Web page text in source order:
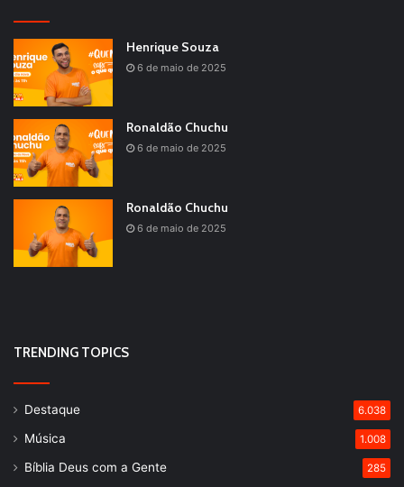
Henrique Souza
6 de maio de 2025
Ronaldão Chuchu
6 de maio de 2025
Ronaldão Chuchu
6 de maio de 2025
TRENDING TOPICS
Destaque 6.038
Música 1.008
Bíblia Deus com a Gente 285